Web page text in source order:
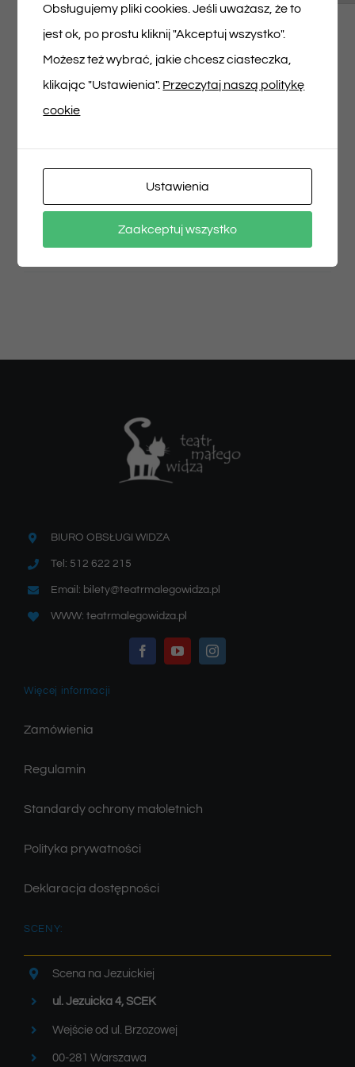
Musisz sięzalogować, aby dodać opinię.
Facebooku
BIURO OBSŁUGI WIDZA
Tel: 512 622 215
Email: bilety@teatrmalegowidza.pl
WWW: teatrmalegowidza.pl
Więcej informacji
Zamówienia
Regulamin
Standardy ochrony małoletnich
Polityka prywatności
Deklaracja dostępności
SCENY:
Scena na Jezuickiej
ul. Jezuicka 4, SCEK
Wejście od ul. Brzozowej
00-281 Warszawa
Obsługujemy pliki cookies. Jeśli uważasz, że to
jest ok, po prostu kliknij "Akceptuj wszystko".
Możesz też wybrać, jakie chcesz ciasteczka,
klikając "Ustawienia". Przeczytaj naszą politykę
cookie
Ustawienia
Zaakceptuj wszystko